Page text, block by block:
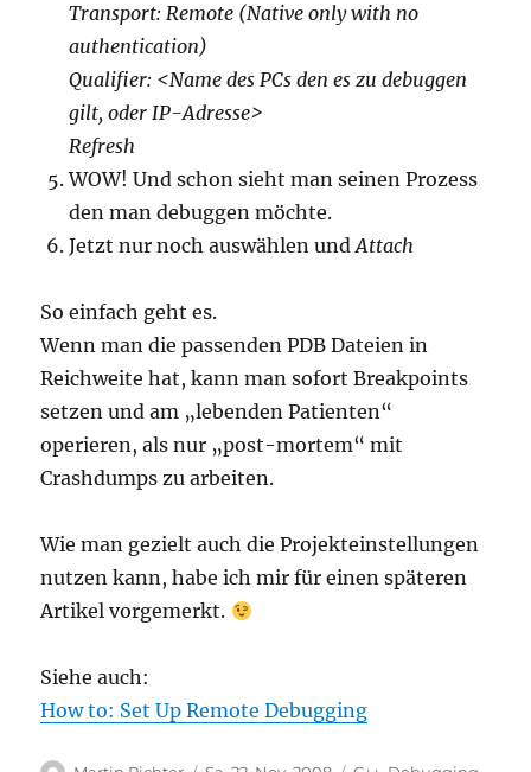
Transport: Remote (Native only with no
authentication)
Qualifier: <Name des PCs den es zu debuggen
gilt, oder IP-Adresse>
Refresh
WOW! Und schon sieht man seinen Prozess
den man debuggen möchte.
Jetzt nur noch auswählen undAttach
So einfach geht es.
Wenn man die passenden PDB Dateien in
Reichweite hat, kann man sofort Breakpoints
setzen und am „lebenden Patienten“
operieren, als nur „post-mortem“ mit
Crashdumps zu arbeiten.
Wie man gezielt auch die Projekteinstellungen
nutzen kann, habe ich mir für einen späteren
Artikel vorgemerkt.
Siehe auch:
How to: Set Up Remote Debugging